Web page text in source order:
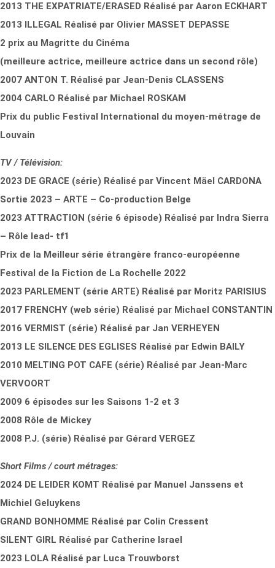
2013 THE EXPATRIATE/ERASED Réalisé par Aaron ECKHART
2013 ILLEGAL Réalisé par Olivier MASSET DEPASSE
2 prix au Magritte du Cinéma
(meilleure actrice, meilleure actrice dans un second rôle)
2007 ANTON T. Réalisé par Jean-Denis CLASSENS
2004 CARLO Réalisé par Michael ROSKAM
Prix du public Festival International du moyen-métrage de
Louvain
TV / Télévision:
2023 DE GRACE (série) Réalisé par Vincent Mäel CARDONA
Sortie 2023 – ARTE – Co-production Belge
2023 ATTRACTION (série 6 épisode) Réalisé par Indra Sierra
– Rôle lead- tf1
Prix de la Meilleur série étrangère franco-européenne
Festival de la Fiction de La Rochelle 2022
2023 PARLEMENT (série ARTE) Réalisé par Moritz PARISIUS
2017 FRENCHY (web série) Réalisé par Michael CONSTANTIN
2016 VERMIST (série) Réalisé par Jan VERHEYEN
2013 LE SILENCE DES EGLISES Réalisé par Edwin BAILY
2010 MELTING POT CAFE (série) Réalisé par Jean-Marc
VERVOORT
2009 6 épisodes sur les Saisons 1-2 et 3
2008 Rôle de Mickey
2008 P.J. (série) Réalisé par Gérard VERGEZ
Short Films / court métrages:
2024 DE LEIDER KOMT Réalisé par Manuel Janssens et
Michiel Geluykens
GRAND BONHOMME Réalisé par Colin Cressent
SILENT GIRL Réalisé par Catherine Israel
2023 LOLA Réalisé par Luca Trouwborst